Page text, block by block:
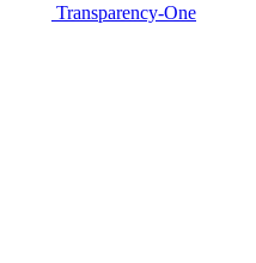
Transparency-One